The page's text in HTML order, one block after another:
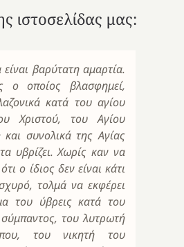
ιστοσελίδας μας:
βαρύτατη αμαρτία.
ο οποίος βλασφημεί,
κατά του αγίου
Χριστού, του Αγίου
συνολικά της Αγίας
υβρίζει. Χωρίς καν να
ο ίδιος δεν είναι κάτι
τολμά να εκφέρει
του ύβρεις κατά του
του λυτρωτή
του νικητή του